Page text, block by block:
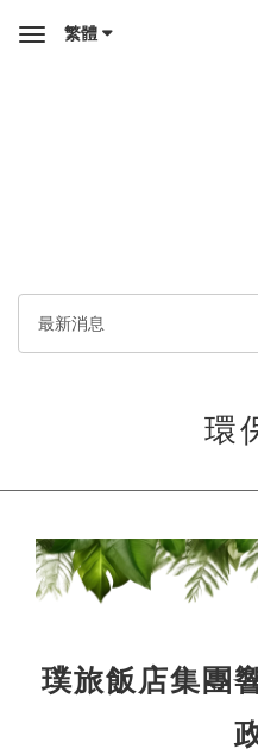
Toggle繁體
環
璞旅飯店集團